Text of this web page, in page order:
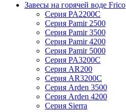
Завесы на горячей воде Frico
Серия PA2200C
Серия Pamir 2500
Серия Pamir 3500
Серия Pamir 4200
Серия Pamir 5000
Серия PA3200C
Серия AR200
Серия AR3200C
Серия Arden 3500
Серия Arden 4200
Серия Sierra